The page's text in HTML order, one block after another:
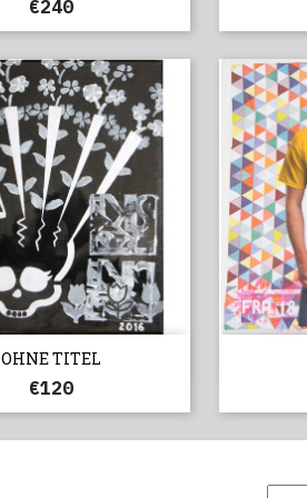
€240
OHNE TITEL
€120
Vorschau